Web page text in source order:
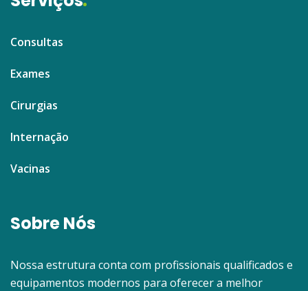
Consultas
Exames
Cirurgias
Internação
Vacinas
Sobre Nós
Nossa estrutura conta com profissionais qualificados e
equipamentos modernos para oferecer a melhor